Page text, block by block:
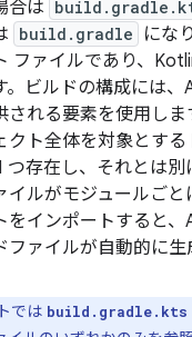
合は
build.gradle
にな
ファイルであり、
。ビルドの構成には、
される要素を使用しま
クト全体を対象とす
つ存在し、それとは別
イルがモジュールごと
をインポートすると、
ァイルが自動的に生
では build.gradle.kts